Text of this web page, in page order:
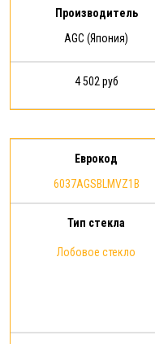
Производитель
AGC (Япония)
4 502 руб
Еврокод
6037AGSBLMVZ1B
Тип стекла
Лобовое стекло